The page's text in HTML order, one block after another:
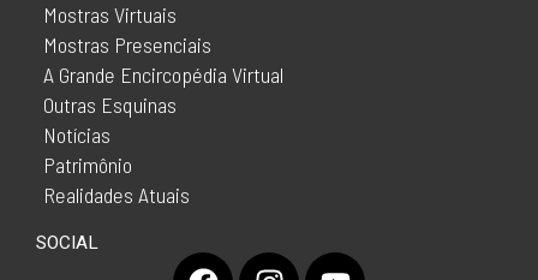
Mostras Virtuais
Mostras Presenciais
A Grande Encircopédia Virtual
Outras Esquinas
Notícias
Patrimônio
Realidades Atuais
SOCIAL